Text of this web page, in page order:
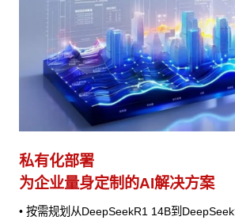
私有化部署
为企业量身定制的AI解决方案
• 按需规划从DeepSeekR1 14B到